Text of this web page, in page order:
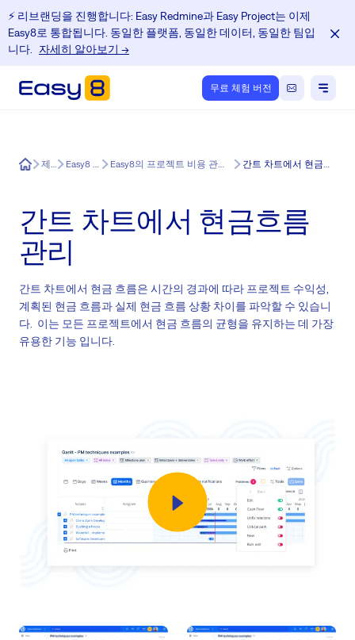
⚡️ 리브랜딩을 진행합니다: Easy Redmine과 Easy Project는 이제
Easy8로 통합됩니다. 동일한 플랫폼, 동일한 데이터, 동일한 팀입
니다.
자세히 알아보기 →
무료 체험 버전
Easy8 제품 Easy8 기능 Easy8의 프로젝트 비용 관리 플러그인 간트 차트에서 현금흐름 관리
간트 차트에서 현금흐름
관리
간트 차트에서 현금 흐름은 시간의 경과에 따라 프로젝트 수익성,
계획된 현금 흐름과 실제 현금 흐름 상황 차이를 파악할 수 있습니
다. 이는 모든 프로젝트에서 현금 흐름의 균형을 유지하는 데 가장
유용한 기능 입니다.